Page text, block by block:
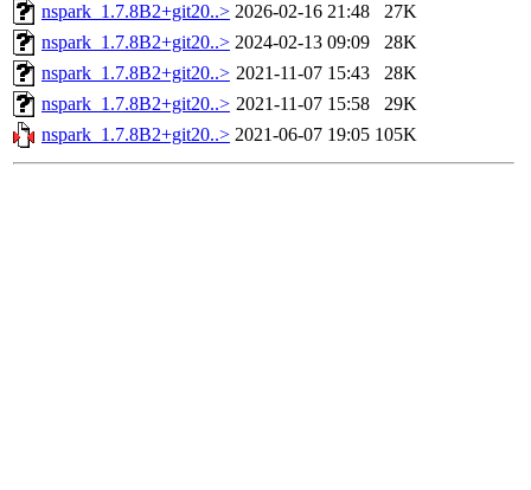
nspark_1.7.8B2+git20..> 2026-02-16 21:48
27K
nspark_1.7.8B2+git20..> 2024-02-13 09:09
28K
nspark_1.7.8B2+git20..> 2021-11-07 15:43
28K
nspark_1.7.8B2+git20..> 2021-11-07 15:58
29K
nspark_1.7.8B2+git20..> 2021-06-07 19:05 105K